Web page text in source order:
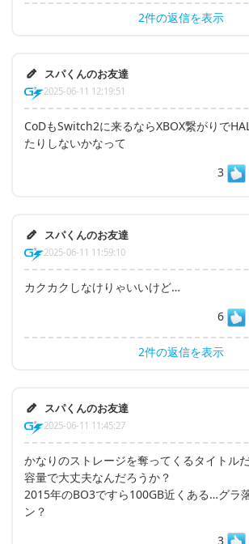
2件の返信を表示
スパくんのお友達
2025-06-11 12:19:51
CoDもSwitch2に来るならXBOX繋がりで
たりしないかなって
3
スパくんのお友達
2025-06-11 11:59:10
カクカクしなけりゃいいけど…
6
2件の返信を表示
スパくんのお友達
2025-06-11 11:45:27
かなりのストレージを奪ってくるタイトル
容量で大丈夫なんだろうか？
2015年のBO3ですら100GB近くある…グラ
ン？
3